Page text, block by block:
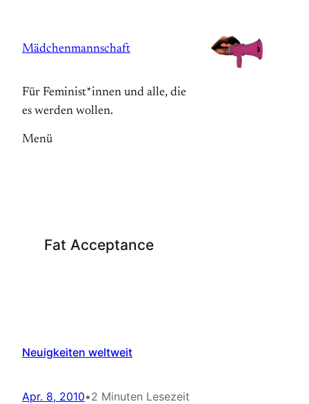
springen
Mädchenmannschaft
Für Feminist*innen und alle, die
es werden wollen.
Menü
Fat Acceptance
Neuigkeiten weltweit
Apr. 8, 2010•2 Minuten Lesezeit